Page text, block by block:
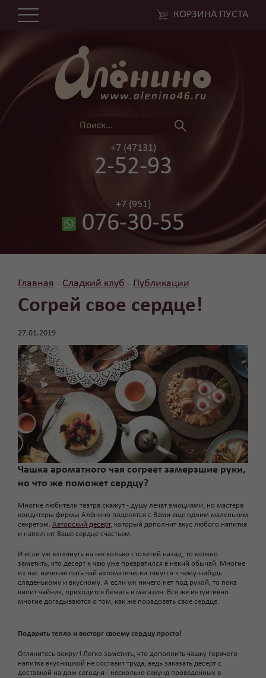
+7 (47131)
2-52-93
+7 (951)
076-30-55
КОРЗИНА ПУСТА
Главная - Сладкий клуб - Публикации
Согрей свое сердце!
27.01.2019
Чашка ароматного чая согреет замерзшие руки,
но что же поможет сердцу?
Многие любители театра скажут - душу лечат эмоциями, но мастера
кондитеры фирмы Алёнино поделятся с Вами еще одним маленьким
секретом. Авторский десерт, который дополнит вкус любого напитка
и наполнит Ваше сердце счастьем.
И если уж взглянуть на несколько столетий назад, то можно
заметить, что десерт к чаю уже превратился в некий обычай. Многие
из нас начиная пить чай автоматически тянутся к чему-нибудь
сладенькому и вкусному. А если уж ничего нет под рукой, то пока
кипит чайник, приходится бежать в магазин. Все же интуитивно
многие догадываются о том, как же порадовать свое сердце.
Подарить тепло и восторг своему сердцу просто!
Оглянитесь вокруг! Легко заметить, что дополнить чашку горячего
напитка вкусняшкой не составит труда, ведь заказать десерт с
доставкой на дом сегодня - несколько секунд проведенных в